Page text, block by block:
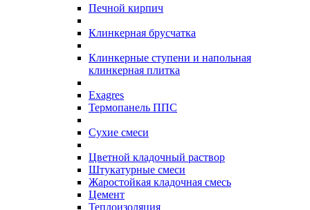
Печной кирпич
Клинкерная брусчатка
Клинкерные ступени и напольная
клинкерная плитка
Exagres
Термопанель ППС
Сухие смеси
Цветной кладочный раствор
Штукатурные смеси
Жаростойкая кладочная смесь
Цемент
Теплоизоляция